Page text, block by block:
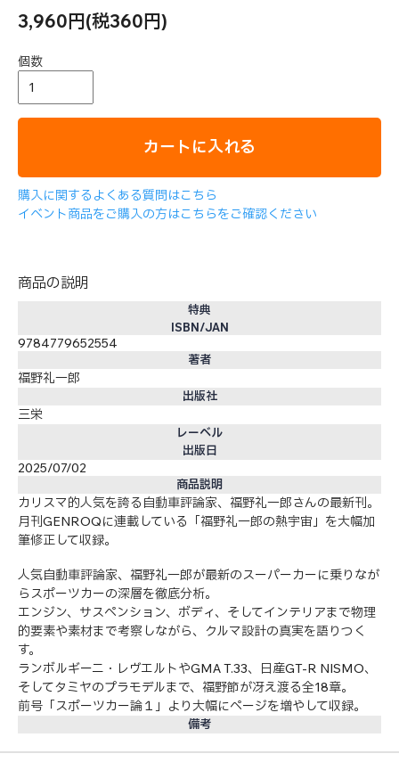
3,960円(税360円)
個数
カートに入れる
購入に関するよくある質問はこちら
イベント商品をご購入の方はこちらをご確認ください
商品の説明
特典
ISBN/JAN
9784779652554
著者
福野礼一郎
出版社
三栄
レーベル
出版日
2025/07/02
商品説明
カリスマ的人気を誇る自動車評論家、福野礼一郎さんの最新刊。
月刊GENROQに連載している「福野礼一郎の熱宇宙」を大幅加
筆修正して収録。
人気自動車評論家、福野礼一郎が最新のスーパーカーに乗りなが
らスポーツカーの深層を徹底分析。
エンジン、サスペンション、ボディ、そしてインテリアまで物理
的要素や素材まで考察しながら、クルマ設計の真実を語りつく
す。
ランボルギーニ・レヴエルトやGMA T.33、日産GT-R NISMO、
そしてタミヤのプラモデルまで、福野節が冴え渡る全18章。
前号「スポーツカー論１」より大幅にページを増やして収録。
備考